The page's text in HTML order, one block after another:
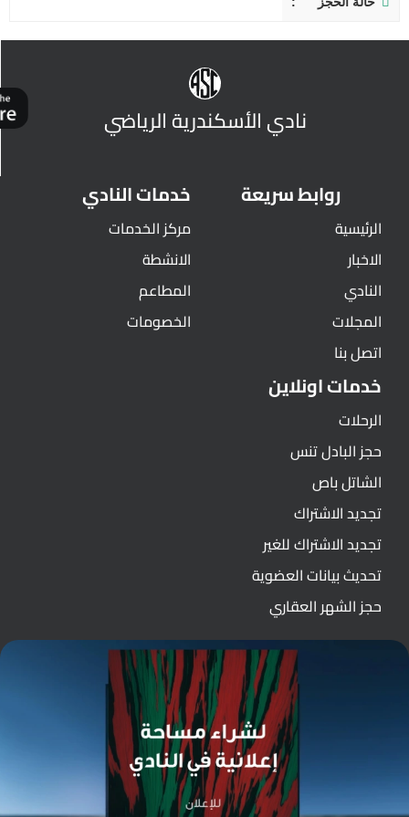
نادي الأسكندرية الرياضي
روابط سريعة
الرئيسية
الاخبار
النادي
المجلات
اتصل بنا
خدمات النادي
مركز الخدمات
الانشطة
المطاعم
الخصومات
خدمات اونلاين
الرحلات
حجز البادل تنس
الشاتل باص
تجديد الاشتراك
تجديد الاشتراك للغير
تحديث بيانات العضوية
حجز الشهر العقاري